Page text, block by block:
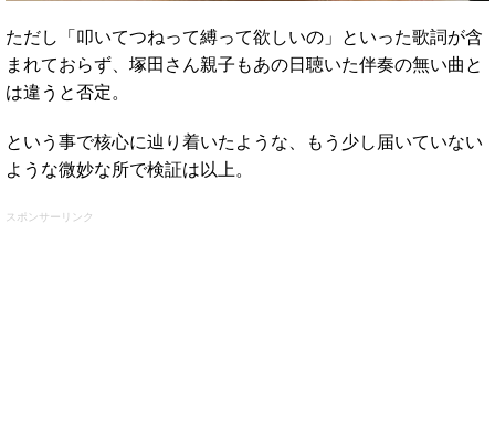
ただし「叩いてつねって縛って欲しいの」といった歌詞が含
まれておらず、塚田さん親子もあの日聴いた伴奏の無い曲と
は違うと否定。
という事で核心に辿り着いたような、もう少し届いていない
ような微妙な所で検証は以上。
スポンサーリンク